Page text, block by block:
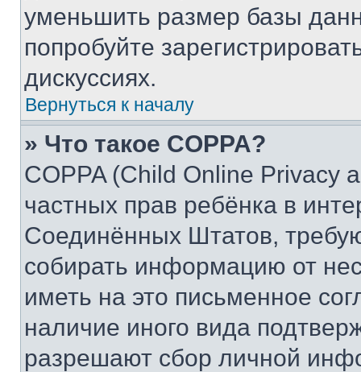
уменьшить размер базы
попробуйте
дискуссиях.
Вернуться к началу
» Что такое COPPA?
COPPA (Child Online Privacy
частных прав ребёнка в
Соединённых Штатов,
собирать информацию от
иметь на это письменное
наличие иного вида
разрешают сбор личной